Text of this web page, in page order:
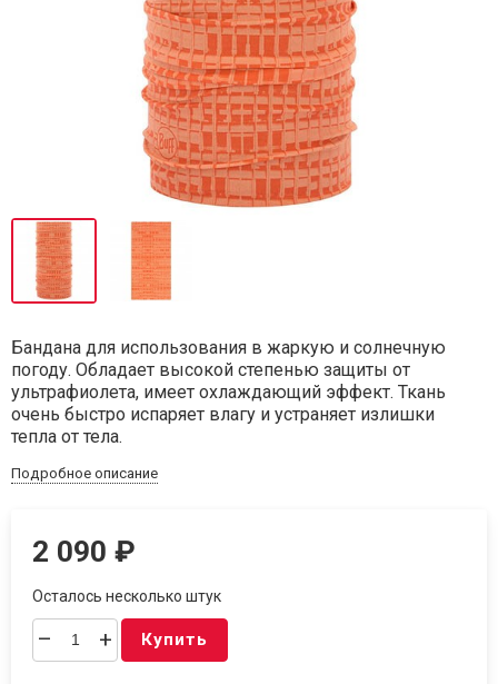
Бандана для использования в жаркую и солнечную
погоду. Обладает высокой степенью защиты от
ультрафиолета, имеет охлаждающий эффект. Ткань
очень быстро испаряет влагу и устраняет излишки
тепла от тела.
Подробное описание
2 090₽
Осталось несколько штук
– + Купить